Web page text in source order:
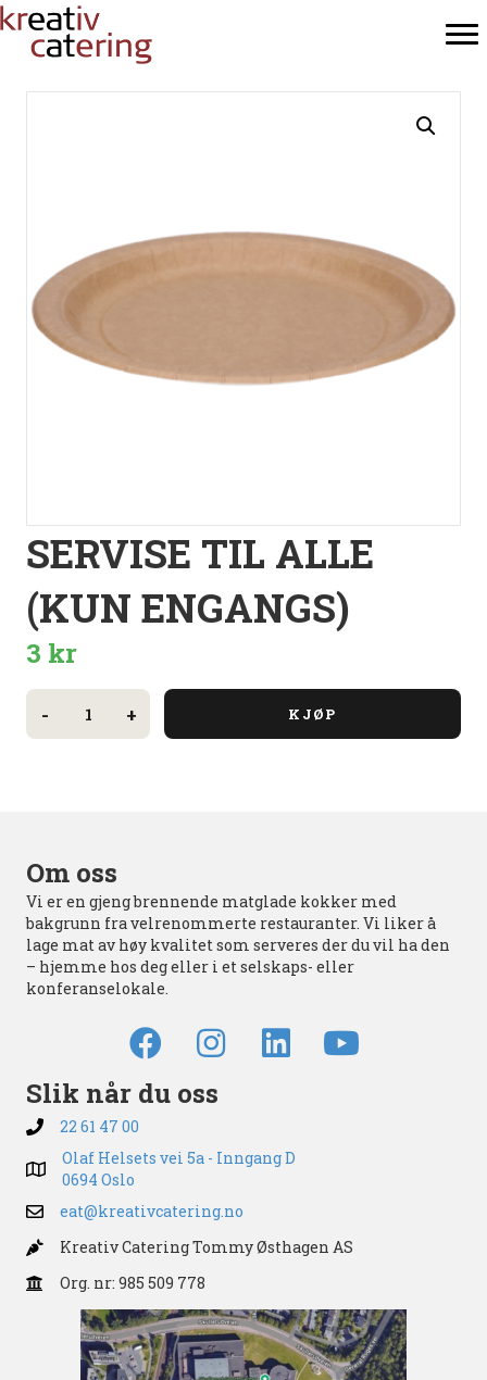
SERVISE TIL ALLE
(KUN ENGANGS)
3 kr
-
Servise
til
alle
(kun
+ KJØP
Om oss
Vi er en gjeng brennende matglade kokker med
bakgrunn fra velrenommerte restauranter. Vi liker å
lage mat av høy kvalitet som serveres der du vil ha den
– hjemme hos deg eller i et selskaps- eller
konferanselokale.
Slik når du oss
22 61 47 00
Olaf Helsets vei 5a - Inngang D
0694 Oslo
eat@kreativcatering.no
Kreativ Catering Tommy Østhagen AS
Org. nr: 985 509 778